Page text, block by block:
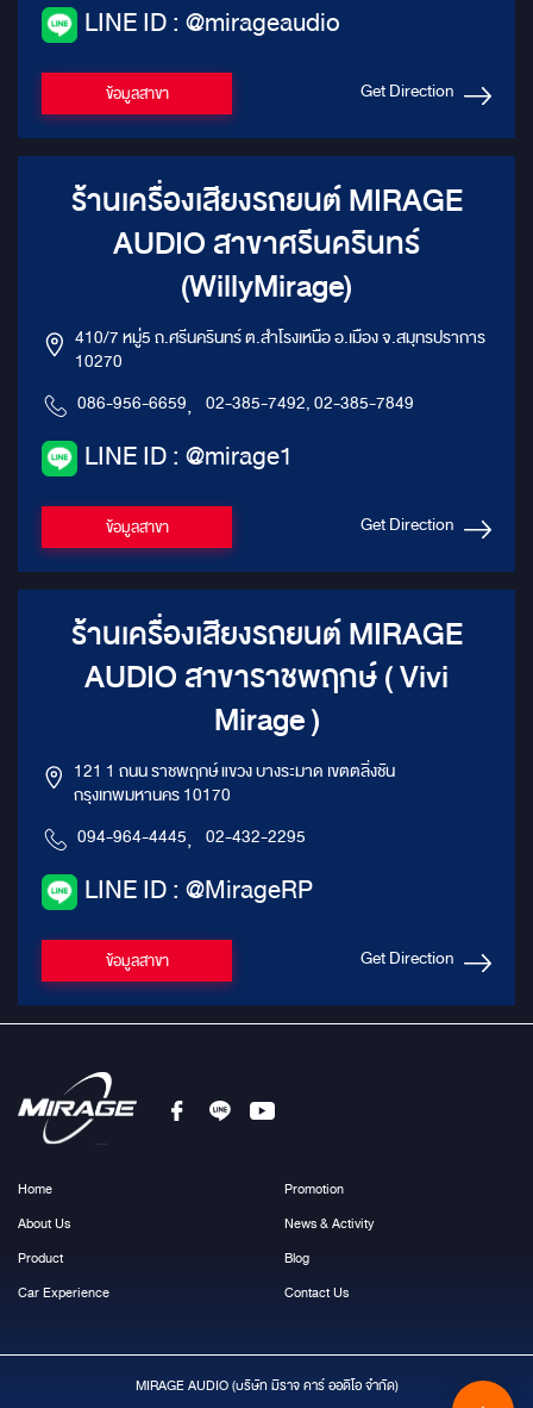
LINE ID : @mirageaudio
ข้อมูลสาขา Get Direction
ร้านเครื่องเสียงรถยนต์ MIRAGE
AUDIO สาขาศรีนครินทร์
(WillyMirage)
410/7 หมู่5 ถ.ศรีนครินทร์ ต.สำโรงเหนือ อ.เมือง จ.สมุทรปราการ
10270
086-956-6659, 02-385-7492, 02-385-7849
LINE ID : @mirage1
ข้อมูลสาขา Get Direction
ร้านเครื่องเสียงรถยนต์ MIRAGE
AUDIO สาขาราชพฤกษ์ ( Vivi
Mirage )
121 1 ถนน ราชพฤกษ์ แขวง บางระมาด เขตตลิ่งชัน
กรุงเทพมหานคร 10170
094-964-4445, 02-432-2295
LINE ID : @MirageRP
ข้อมูลสาขา Get Direction
Home
About Us
Product
Car Experience
Promotion
News & Activity
Blog
Contact Us
MIRAGE AUDIO (บริษัท มีราจ คาร์ ออดิโอ จำกัด)